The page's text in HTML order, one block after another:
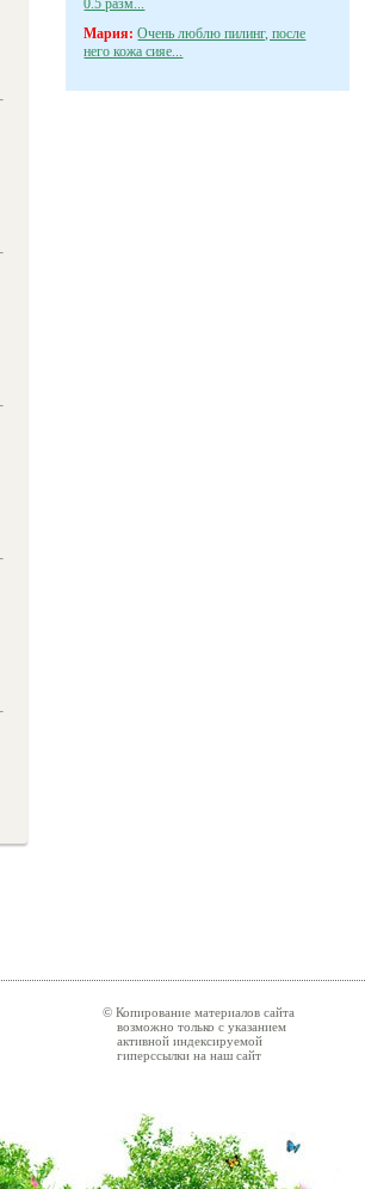
0.5 разм...
Мария: Очень люблю пилинг, после
него кожа сияе...
© Копирование материалов сайта
возможно только с указанием
активной индексируемой
гиперссылки на наш сайт